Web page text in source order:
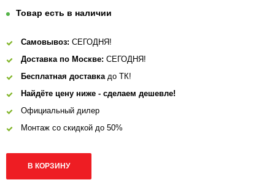
Товар есть в наличии
Самовывоз: СЕГОДНЯ!
Доставка по Москве: СЕГОДНЯ!
Бесплатная доставкадо ТК!
Найдёте цену ниже - сделаем дешевле!
Официальный дилер
Монтаж со скидкой до 50%
В КОРЗИНУ